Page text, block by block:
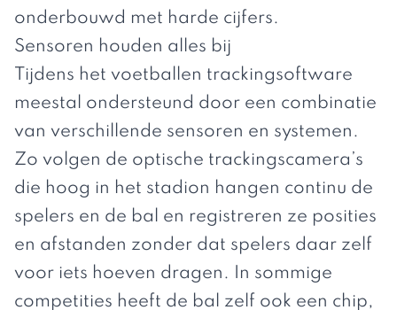
onderbouwd met harde cijfers.
Sensoren houden alles bij
Tijdens het voetballen trackingsoftware
meestal ondersteund door een combinatie
van verschillende sensoren en systemen .
Zo volgen de optische trackingscamera’s
die hoog in het stadion hangen continu de
spelers en de bal en registreren ze posities
en afstanden zonder dat spelers daar zelf
voor iets hoeven dragen. In sommige
competities heeft de bal zelf ook een chip,